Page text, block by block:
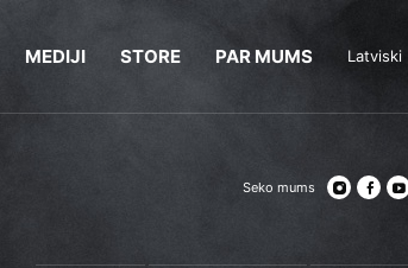
MEDIJI STORE PAR MUMS Latviski
Seko mums